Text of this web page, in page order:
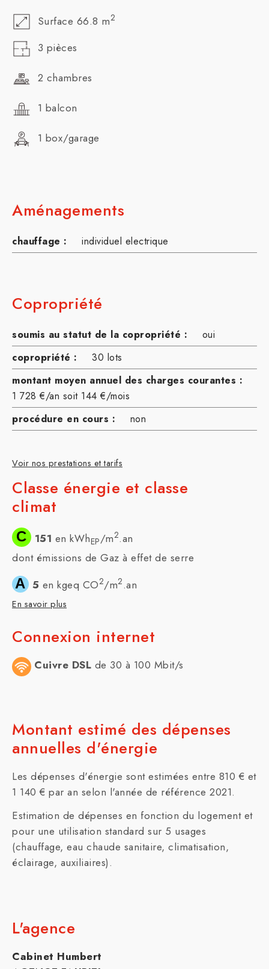
Surface 66.8 m2
3 pièces
2 chambres
1 balcon
1 box/garage
Aménagements
chauffage : individuel electrique
Copropriété
soumis au statut de la copropriété :
oui
copropriété :
30 lots
montant moyen annuel des charges courantes :
1 728 €/an soit 144 €/mois
procédure en cours :
non
Voir nos prestations et tarifs
Classe énergie et classe
climat
C 151 en kWhEP/m2.an
dont émissions de Gaz à effet de serre
A 5 en kgeq CO2/m2.an
En savoir plus
Connexion internet
Cuivre DSL de 30 à 100 Mbit/s
Montant estimé des dépenses
annuelles d'énergie
Les dépenses d'énergie sont estimées entre 810 € et
1 140 € par an selon l'année de référence 2021.
Estimation de dépenses en fonction du logement et
pour une utilisation standard sur 5 usages
(chauffage, eau chaude sanitaire, climatisation,
éclairage, auxiliaires).
L'agence
Cabinet Humbert